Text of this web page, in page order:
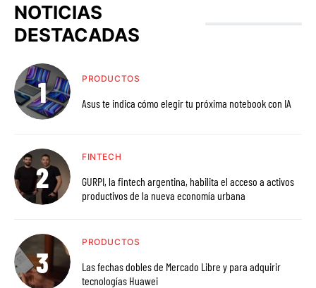
NOTICIAS
DESTACADAS
PRODUCTOS
Asus te indica cómo elegir tu próxima notebook con IA
FINTECH
GURPI, la fintech argentina, habilita el acceso a activos
productivos de la nueva economía urbana
PRODUCTOS
Las fechas dobles de Mercado Libre y para adquirir
tecnologías Huawei